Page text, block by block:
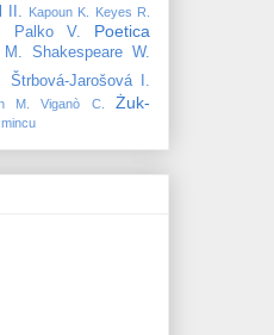
Kapoun K.
Keyes R.
Palko V.
Poetica
Shakespeare W.
Štrbová-Jarošová I.
M. Viganò C.
Żuk-